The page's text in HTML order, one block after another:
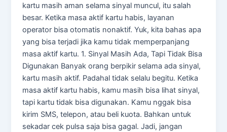
kartu masih aman selama sinyal muncul, itu salah
besar. Ketika masa aktif kartu habis, layanan
operator bisa otomatis nonaktif. Yuk, kita bahas apa
yang bisa terjadi jika kamu tidak memperpanjang
masa aktif kartu. 1. Sinyal Masih Ada, Tapi Tidak Bisa
Digunakan Banyak orang berpikir selama ada sinyal,
kartu masih aktif. Padahal tidak selalu begitu. Ketika
masa aktif kartu habis, kamu masih bisa lihat sinyal,
tapi kartu tidak bisa digunakan. Kamu nggak bisa
kirim SMS, telepon, atau beli kuota. Bahkan untuk
sekadar cek pulsa saja bisa gagal. Jadi, jangan